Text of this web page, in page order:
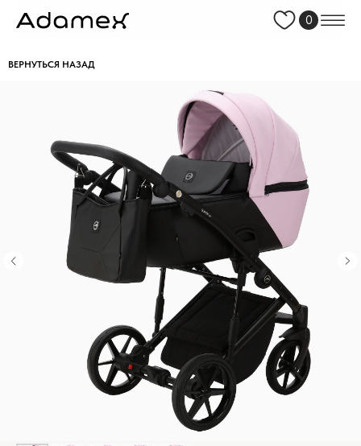
0
ВЕРНУТЬСЯ НАЗАД